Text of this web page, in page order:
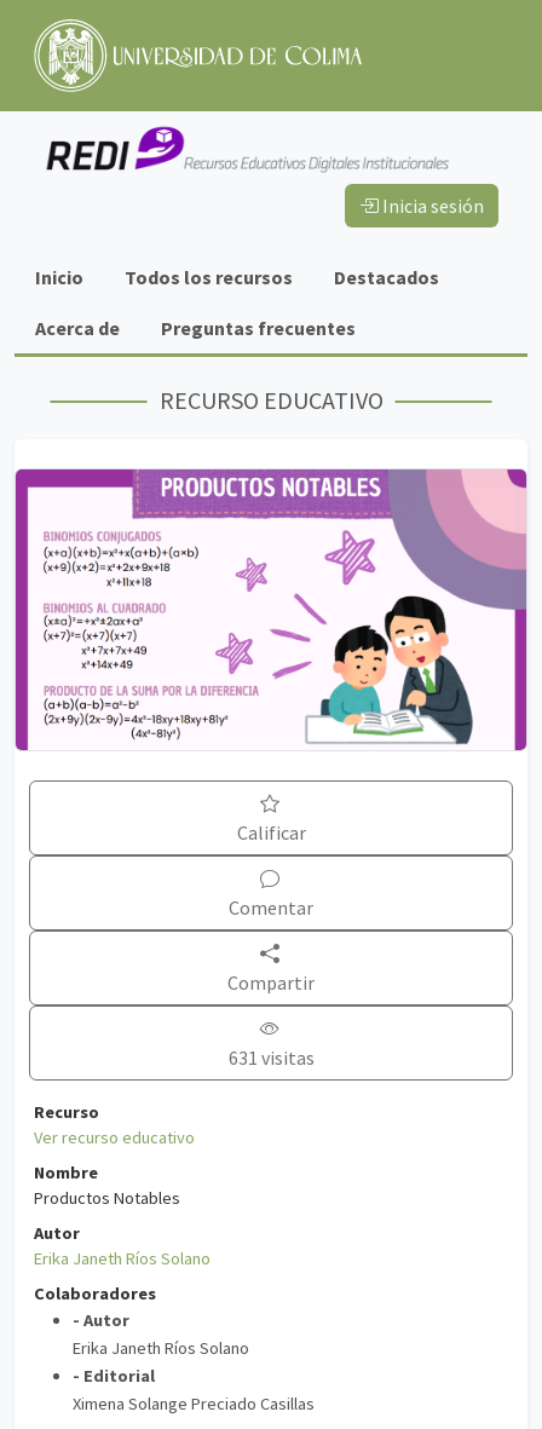
Inicia sesión
Información
Inicio Todos los recursos Destacados
Acerca de Preguntas frecuentes
RECURSO EDUCATIVO
Calificar
Comentar
Compartir
631 visitas
Recurso
Ver recurso educativo
Nombre
Productos Notables
Autor
Erika Janeth Ríos Solano
Colaboradores
- Autor
Erika Janeth Ríos Solano
- Editorial
Ximena Solange Preciado Casillas